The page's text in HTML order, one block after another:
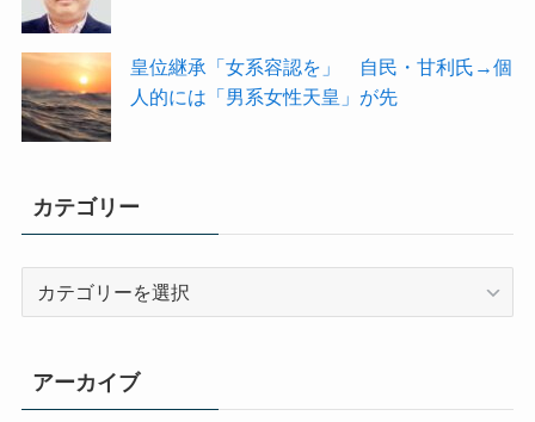
皇位継承「女系容認を」 自民・甘利氏→個
人的には「男系女性天皇」が先
カテゴリー
リ
ー
アーカイブ